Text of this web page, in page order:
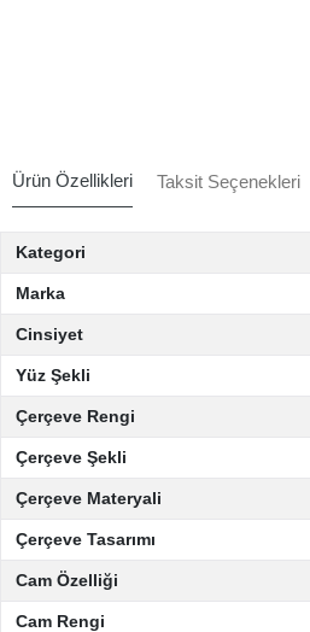
Ürün Özellikleri Taksit Seçenekleri
Kategori
Marka
Cinsiyet
Yüz Şekli
Çerçeve Rengi
Çerçeve Şekli
Çerçeve Materyali
Çerçeve Tasarımı
Cam Özelliği
Cam Rengi